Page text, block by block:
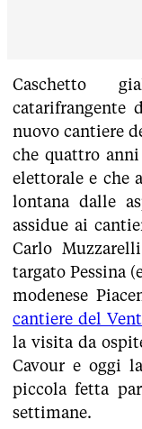
Caschetto
catarifrangente
nuovo cantiere
che quattro
elettorale e che
lontana dalle
assidue ai
Carlo
targato Pessina
modenese
cantiere del
la visita da
Cavour e oggi
piccola fetta
settimane.